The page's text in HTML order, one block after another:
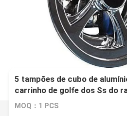
5 tampões de cubo de
carrinho de golfe dos Ss do
o carro do clube
MOQ：1 PCS